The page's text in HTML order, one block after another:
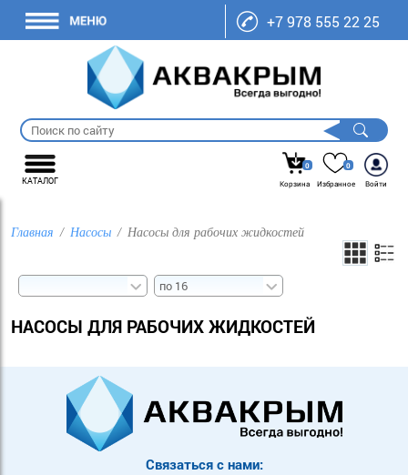
+7 978 555 22 25
КАТАЛОГ
0
Корзина
0
Избранное
Войти
Главная Насосы Насосы для рабочих жидкостей
НАСОСЫ ДЛЯ РАБОЧИХ ЖИДКОСТЕЙ
Связаться с нами: